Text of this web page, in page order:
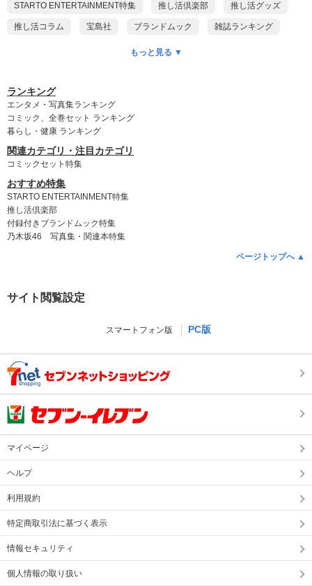
STARTO ENTERTAINMENT特集 推し活倶楽部 推し活グッズ
推し活コラム 宝島社 ブランドムック 雑誌ランキング
DVDランキング CD予約ランキング
King & Prince
timelesz SUPER EIGHT
Hey! Say! JUMP DOMOTO
Aぇ! group Travis Japan
もっと見る ▼
ランキング
エンタメ・写真集ランキング
コミック、全巻セット ランキング
暮らし・健康 ランキング
関連カテゴリ・注目カテゴリ
コミックセット特集
おすすめ特集
STARTO ENTERTAINMENT特集
推し活倶楽部
付録付きブランドムック特集
乃木坂46 写真集・関連本特集
ページトップへ ▲
サイト閲覧設定
スマートフォン版 PC版
マイページ
ヘルプ
利用規約
特定商取引法に基づく表示
情報セキュリティ
個人情報の取り扱い